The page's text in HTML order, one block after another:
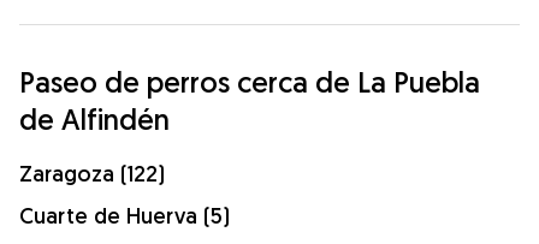
Paseo de perros cerca de La Puebla
de Alfindén
Zaragoza (122)
Cuarte de Huerva (5)